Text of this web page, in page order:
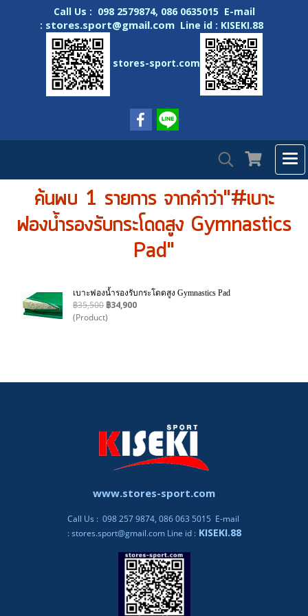
Call Us : 098 2579874, 086 0635015 E-mail
: stores.sport@gmail.com Line id : KISEKI.88
stores-sport.com
ค้นพบ 1 รายการ จากคำว่า"#เบาะ
ฟองน้ำรองรับกระโดดสูง Gymnastics
Pad"
เบาะฟองน้ำรองรับกระโดดสูง Gymnastics Pad
฿35,500 ฿34,900
(Product)
www.stores-sport.com
Call Us : 098 257 9874, 086 063 5015 E-mail
:stores.sport@gmail.com Line id :KISEKI.88